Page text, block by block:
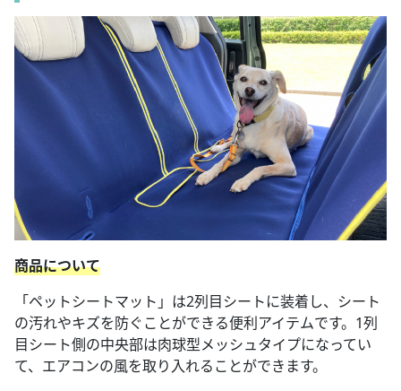
商品について
「ペットシートマット」は2列目シートに装着し、シート
の汚れやキズを防ぐことができる便利アイテムです。1列
目シート側の中央部は肉球型メッシュタイプになってい
て、エアコンの風を取り入れることができます。